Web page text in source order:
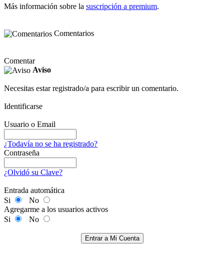
Más información sobre la suscripción a premium.
Comentarios
Comentar
Aviso
Necesitas estar registrado/a para escribir un comentario.
Identificarse
Usuario o Email
¿Todavía no se ha registrado?
Contraseña
¿Olvidó su Clave?
Entrada automática
Si
No
Agregarme a los usuarios activos
Si
No
Entrar a Mi Cuenta